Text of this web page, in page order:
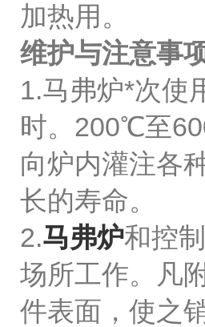
加热用。
维护与注意事
1.马弗炉*次使
时。200℃至
向炉内灌注各
长的寿命。
2.马弗炉和控
场所工作。凡
件表面，使之